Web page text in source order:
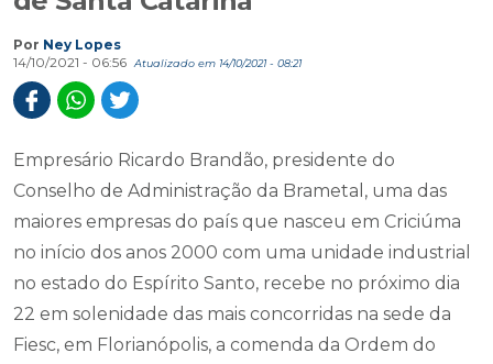
Por Ney Lopes
14/10/2021 - 06:56
Atualizado em 14/10/2021 - 08:21
Empresário Ricardo Brandão, presidente do
Conselho de Administração da Brametal, uma das
maiores empresas do país que nasceu em Criciúma
no início dos anos 2000 com uma unidade industrial
no estado do Espírito Santo, recebe no próximo dia
22 em solenidade das mais concorridas na sede da
Fiesc, em Florianópolis, a comenda da Ordem do